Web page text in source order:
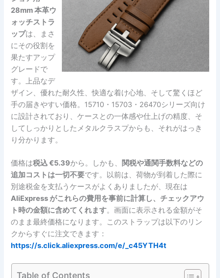
28mm 本革ウ
ォッチストラ
ップは、まさ
にその役割を
果たすアップ
グレードで
す。上品なデ
ザイン、優れた耐久性、快適な着け心地、そして驚くほど
手の届きやすい価格。15710・15703・26470シリーズ向け
に設計されており、ケースとの一体感や仕上げの精度、そ
してしっかりとしたメタルクラスプからも、それがはっき
り分かります。
価格は税込 €5.39から。しかも、 関税や通関手数料などの
追加コストは一切不要です。以前は、荷物が到着した際に
別途税金を支払うケースがよくありましたが、現在は
AliExpress がこれらの費用を事前に計算し、チェックアウ
ト時の金額に含めてくれます。画面に表示される金額がそ
のまま最終価格になります。このストラップは以下のリン
クからすぐに注文できます：
https://s.click.aliexpress.com/e/_c45YTH4t
Table of Contents